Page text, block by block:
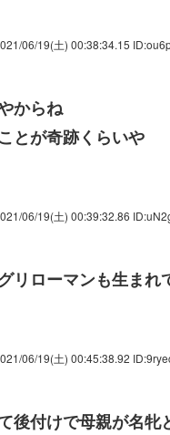
06/19(土) 00:38:34.15
からね
とが奇跡くらいや
06/19(土) 00:39:32.86
リローマンも生ま
06/19(土) 00:45:38.92
後付けで母親が名牝